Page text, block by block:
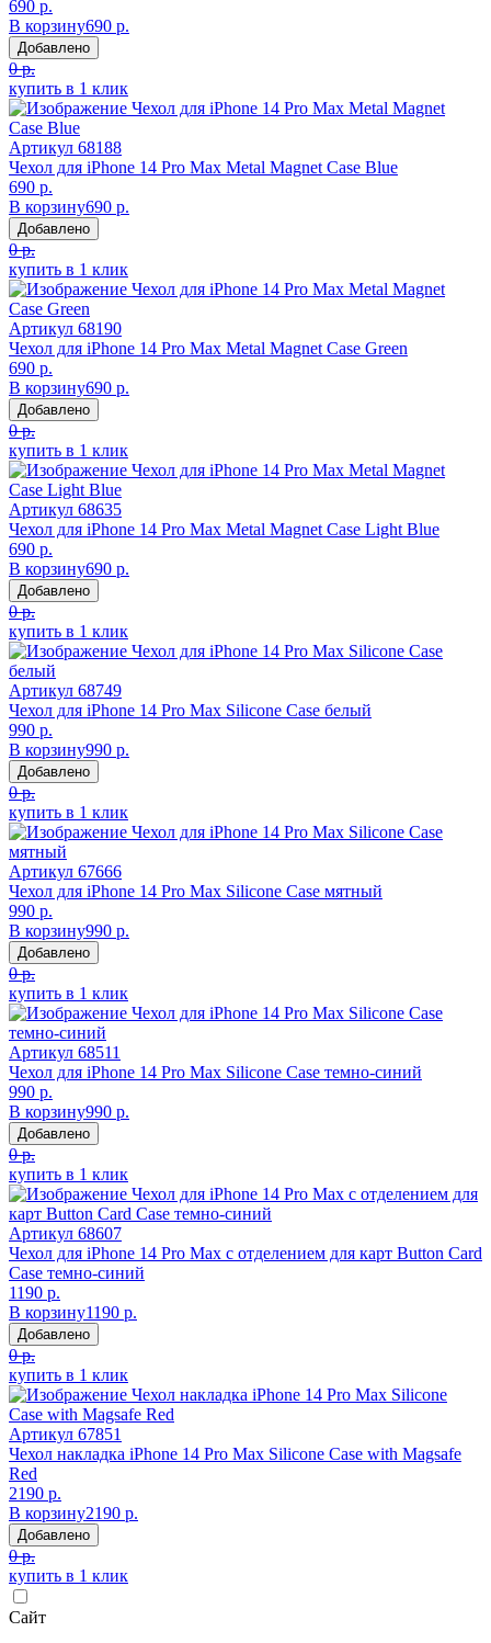
690 р.
В корзину690 р.
Добавлено
0 р.
купить в 1 клик
Артикул 68188
Чехол для iPhone 14 Pro Max Metal Magnet Case Blue
690 р.
В корзину690 р.
Добавлено
0 р.
купить в 1 клик
Артикул 68190
Чехол для iPhone 14 Pro Max Metal Magnet Case Green
690 р.
В корзину690 р.
Добавлено
0 р.
купить в 1 клик
Артикул 68635
Чехол для iPhone 14 Pro Max Metal Magnet Case Light Blue
690 р.
В корзину690 р.
Добавлено
0 р.
купить в 1 клик
Артикул 68749
Чехол для iPhone 14 Pro Max Silicone Case белый
990 р.
В корзину990 р.
Добавлено
0 р.
купить в 1 клик
Артикул 67666
Чехол для iPhone 14 Pro Max Silicone Case мятный
990 р.
В корзину990 р.
Добавлено
0 р.
купить в 1 клик
Артикул 68511
Чехол для iPhone 14 Pro Max Silicone Case темно-синий
990 р.
В корзину990 р.
Добавлено
0 р.
купить в 1 клик
Артикул 68607
Чехол для iPhone 14 Pro Max с отделением для карт Button Card
Case темно-синий
1190 р.
В корзину1190 р.
Добавлено
0 р.
купить в 1 клик
Артикул 67851
Чехол накладка iPhone 14 Pro Max Silicone Case with Magsafe
Red
2190 р.
В корзину2190 р.
Добавлено
0 р.
купить в 1 клик
Сайт